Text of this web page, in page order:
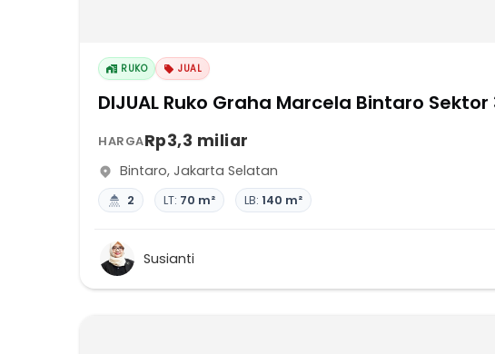
RUKO JUAL
DIJUAL Ruko Graha Marcela Bintaro Sektor
HARGARp3,3 miliar
Bintaro, Jakarta Selatan
2 LT: 70 m² LB: 140 m²
Susianti